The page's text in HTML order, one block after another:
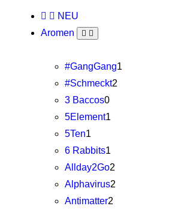
NEU
Aromen
#GangGang1
#Schmeckt2
3 Baccos0
5Element1
5Ten1
6 Rabbits1
Allday2Go2
Alphavirus2
Antimatter2